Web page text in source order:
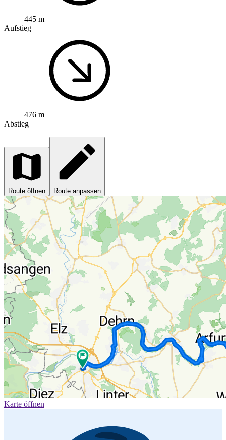
445 m
Aufstieg
476 m
Abstieg
Route öffnen Route anpassen
Karte öffnen